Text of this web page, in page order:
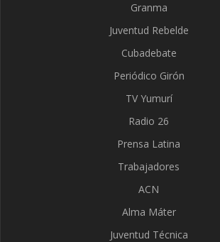
Granma
Juventud Rebelde
Cubadebate
Periódico Girón
TV Yumurí
Radio 26
Prensa Latina
Trabajadores
ACN
Alma Máter
Juventud Técnica